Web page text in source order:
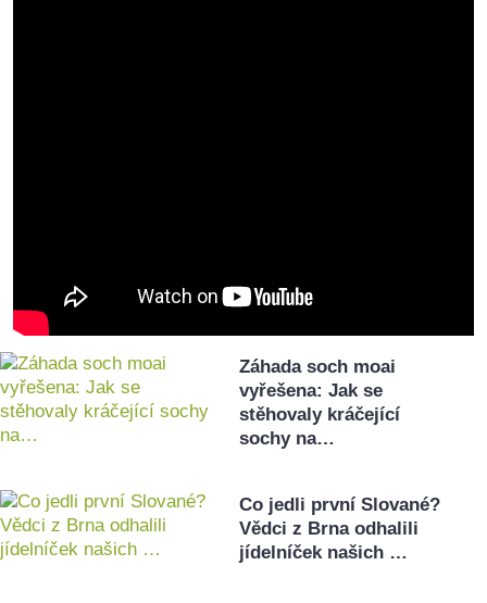
Záhada soch moai
vyřešena: Jak se
stěhovaly kráčející
sochy na…
Co jedli první Slované?
Vědci z Brna odhalili
jídelníček našich …